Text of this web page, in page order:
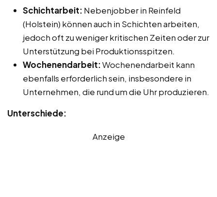
Schichtarbeit: Nebenjobber in Reinfeld
(Holstein) können auch in Schichten arbeiten,
jedoch oft zu weniger kritischen Zeiten oder zur
Unterstützung bei Produktionsspitzen.
Wochenendarbeit:Wochenendarbeit kann
ebenfalls erforderlich sein, insbesondere in
Unternehmen, die rund um die Uhr produzieren.
Unterschiede:
Anzeige